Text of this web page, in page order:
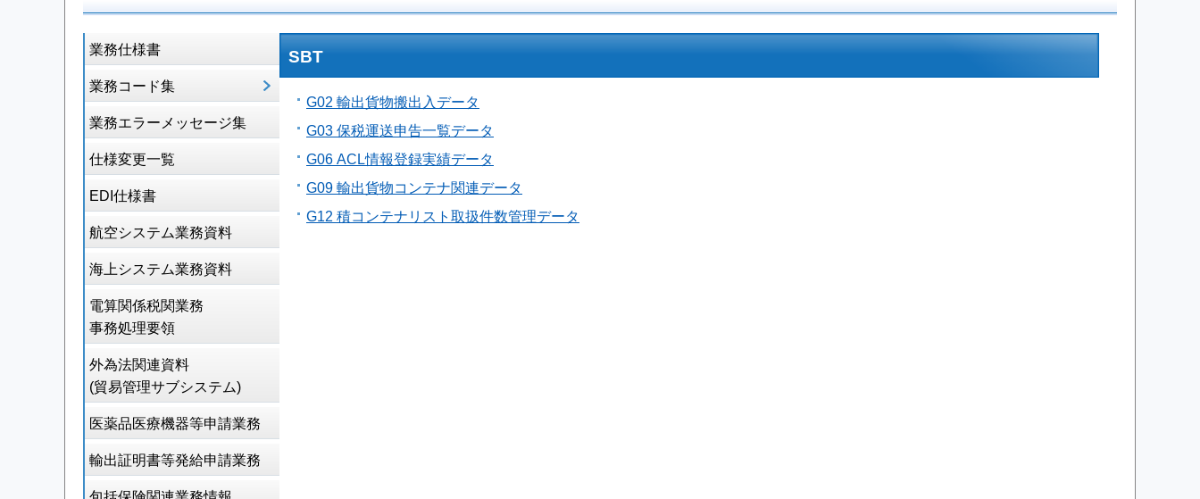
業務仕様書
業務コード集
業務エラーメッセージ集
仕様変更一覧
EDI仕様書
航空システム業務資料
海上システム業務資料
電算関係税関業務
事務処理要領
外為法関連資料
(貿易管理サブシステム)
医薬品医療機器等申請業務
輸出証明書等発給申請業務
SBT
G02 輸出貨物搬出入データ
G03 保税運送申告一覧データ
G06 ACL情報登録実績データ
G09 輸出貨物コンテナ関連データ
G12 積コンテナリスト取扱件数管理データ